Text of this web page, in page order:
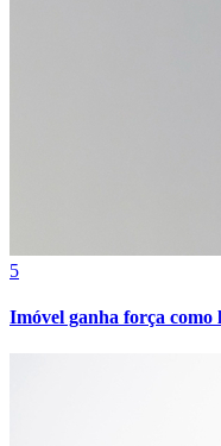
5
Imóvel ganha força como